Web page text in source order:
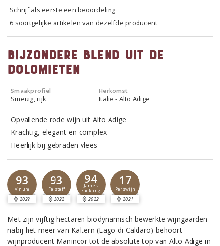
Schrijf als eerste een beoordeling
6 soortgelijke artikelen van dezelfde producent
Bijzondere blend uit de
Dolomieten
Smaakprofiel
Smeuïg, rijk
Herkomst
Italië - Alto Adige
Opvallende rode wijn uit Alto Adige
Krachtig, elegant en complex
Heerlijk bij gebraden vlees
93
Vinum
2022
93
Falstaff
2022
94
James
Suckling
2022
17
Perswijn
2021
Met zijn vijftig hectaren biodynamisch bewerkte wijngaarden
nabij het meer van Kaltern (Lago di Caldaro) behoort
wijnproducent Manincor tot de absolute top van Alto Adige in